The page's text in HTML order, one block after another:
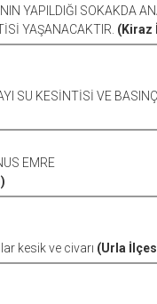
YAPILDIĞI SOKAKDA
YAŞANACAKTIR. (Kiraz
SU KESİNTİSİ VE
EMRE
kesik ve civarı (Urla